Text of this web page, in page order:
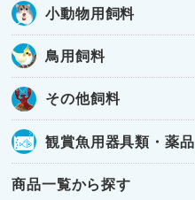
小動物用飼料
鳥用飼料
その他飼料
観賞魚用器具類・薬品
商品一覧から探す